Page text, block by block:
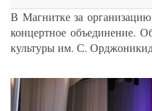
В Магнитке за организацию
концертное объединение.
культуры им. С.